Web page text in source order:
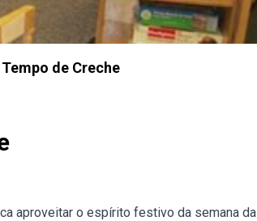
de Creche
aproveitar o espírito festivo da semana da